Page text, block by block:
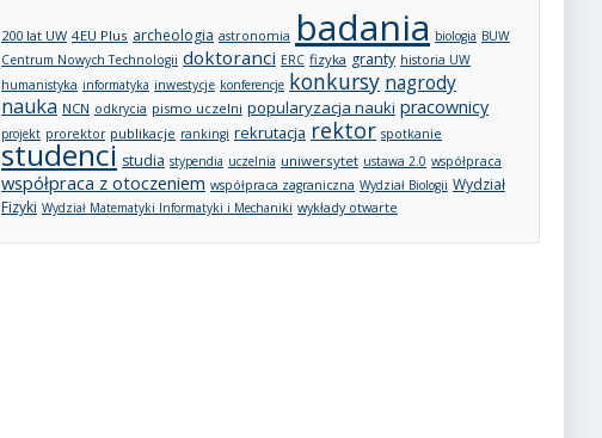
200 lat UW 4EU Plus archeologia astronomia badania biologia BUW
Centrum Nowych Technologii doktoranci ERC fizyka granty historia UW
humanistyka informatyka inwestycje konferencje konkursy nagrody
nauka NCN odkrycia pismo uczelni popularyzacja nauki pracownicy
projekt prorektor publikacje rankingi rekrutacja rektor spotkanie
studenci studia stypendia uczelnia uniwersytet ustawa 2.0 współpraca
współpraca z otoczeniem współpraca zagraniczna Wydział Biologii Wydział
Fizyki Wydział Matematyki Informatyki i Mechaniki wykłady otwarte